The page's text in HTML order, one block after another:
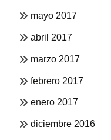
mayo 2017
abril 2017
marzo 2017
febrero 2017
enero 2017
diciembre 2016